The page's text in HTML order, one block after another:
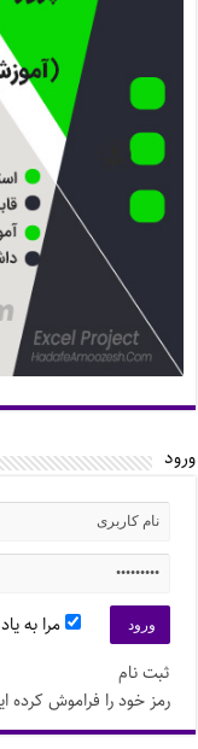
ورود
مرا به
ثبت نام
رمز خود را فراموش کرده